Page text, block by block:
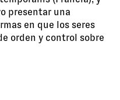
presentar una
en que los seres
orden y control sobre